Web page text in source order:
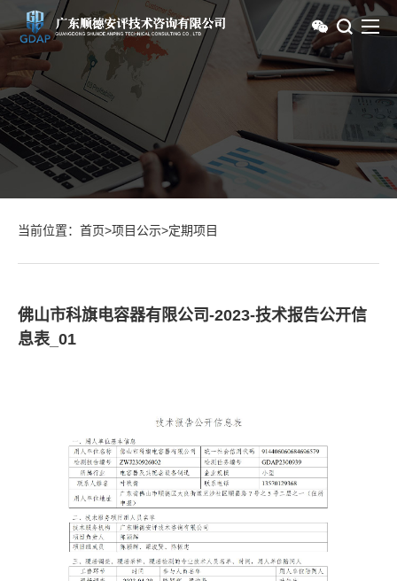
当前位置： 首页>项目公示>定期项目
佛山市科旗电容器有限公司-2023-技术报告公开信
息表_01